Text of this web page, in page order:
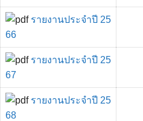
รายงานประจำปี 25
66
รายงานประจำปี 25
67
รายงานประจำปี 25
68